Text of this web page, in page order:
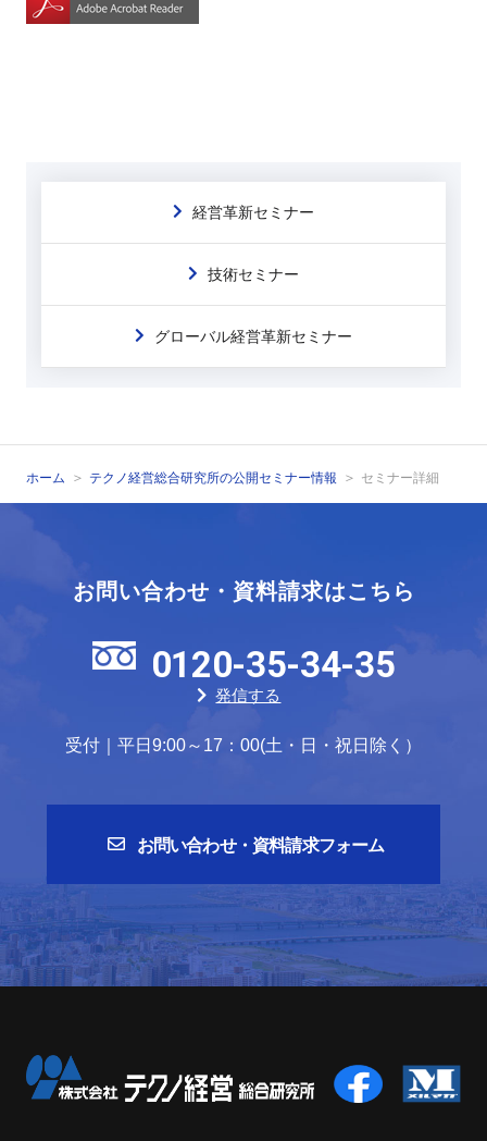
経営革新セミナー
技術セミナー
グローバル経営革新セミナー
ホーム テクノ経営総合研究所の公開セミナー情報 セミナー詳細
お問い合わせ・資料請求はこちら
0120-35-34-35
発信する
受付｜平日9:00～17：00(土・日・祝日除く）
お問い合わせ・資料請求フォーム